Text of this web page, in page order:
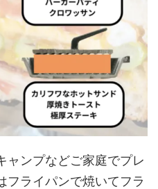
ャンプなどご家庭でプレ
フライパンで焼いてフラ